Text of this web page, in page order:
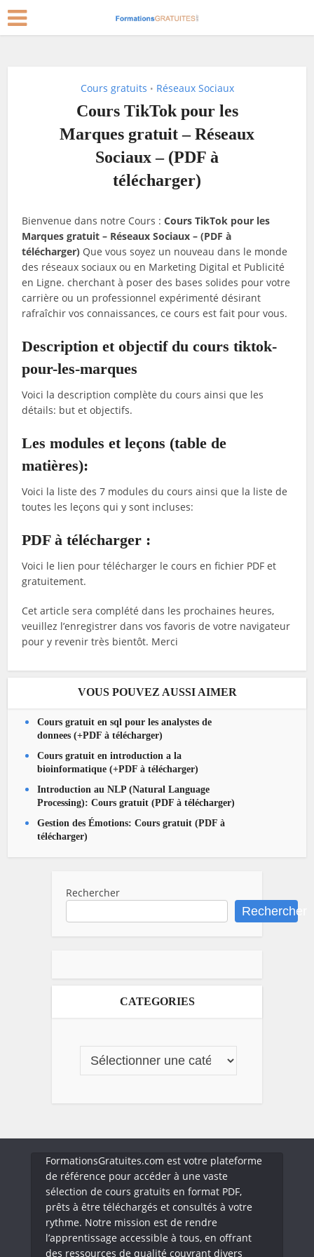
Cours gratuits • Réseaux Sociaux
Cours TikTok pour les
Marques gratuit – Réseaux
Sociaux – (PDF à
télécharger)
Bienvenue dans notre Cours :Cours TikTok pour les
Marques gratuit – Réseaux Sociaux – (PDF à
télécharger) Que vous soyez un nouveau dans le monde
des réseaux sociaux ou en Marketing Digital et Publicité
en Ligne. cherchant à poser des bases solides pour votre
carrière ou un professionnel expérimenté désirant
rafraîchir vos connaissances, ce cours est fait pour vous.
Description et objectif du cours tiktok-
pour-les-marques
Voici la description complète du cours ainsi que les
détails: but et objectifs.
Les modules et leçons (table de
matières):
Voici la liste des 7 modules du cours ainsi que la liste de
toutes les leçons qui y sont incluses:
PDF à télécharger :
Voici le lien pour télécharger le cours en fichier PDF et
gratuitement.
Cet article sera complété dans les prochaines heures,
veuillez l’enregistrer dans vos favoris de votre navigateur
pour y revenir très bientôt. Merci
VOUS POUVEZ AUSSI AIMER
Cours gratuit en sql pour les analystes de
donnees (+PDF à télécharger)
Cours gratuit en introduction a la
bioinformatique (+PDF à télécharger)
Introduction au NLP (Natural Language
Processing): Cours gratuit (PDF à télécharger)
Gestion des Émotions: Cours gratuit (PDF à
télécharger)
Rechercher
Rechercher
CATEGORIES
FormationsGratuites.com est votre plateforme
de référence pour accéder à une vaste
sélection de cours gratuits en format PDF,
prêts à être téléchargés et consultés à votre
rythme. Notre mission est de rendre
l’apprentissage accessible à tous, en offrant
des ressources de qualité couvrant divers